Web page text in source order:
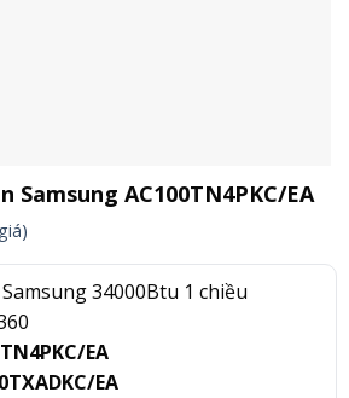
AC100TN4PKC/EA
34000Btu 1 chiều
EA
EA